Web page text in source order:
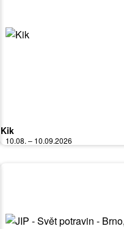
Kik
10.08. – 10.09.2026